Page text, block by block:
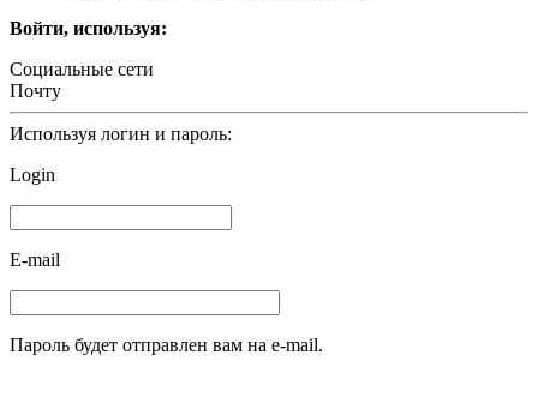
Войти, используя:
Социальные сети
Почту
Используя логин и пароль:
Login
E-mail
Пароль будет отправлен вам на e-mail.